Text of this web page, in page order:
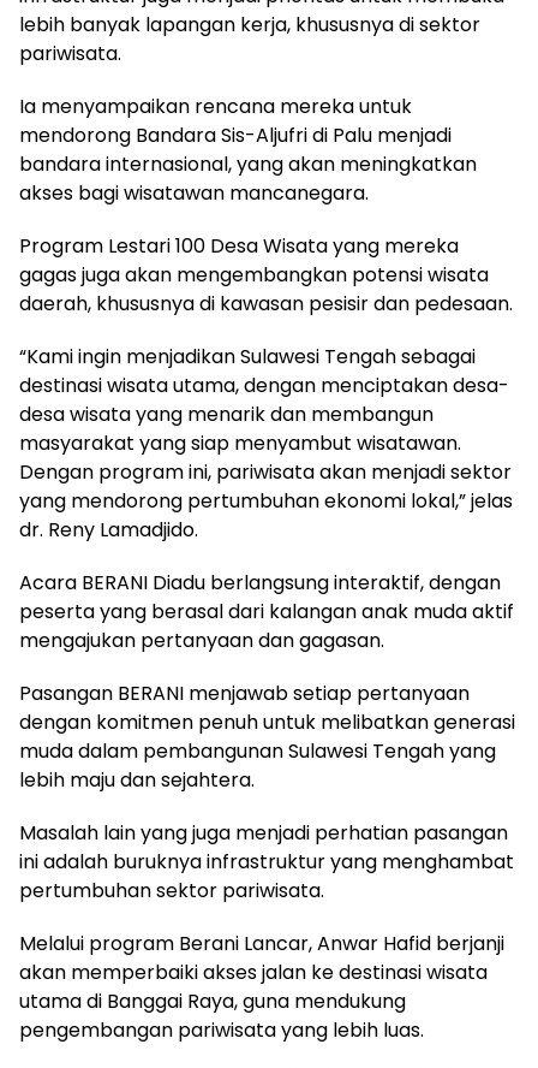
lebih banyak lapangan kerja, khususnya di sektor
pariwisata.
Ia menyampaikan rencana mereka untuk
mendorong Bandara Sis-Aljufri di Palu menjadi
bandara internasional, yang akan meningkatkan
akses bagi wisatawan mancanegara.
Program Lestari 100 Desa Wisata yang mereka
gagas juga akan mengembangkan potensi wisata
daerah, khususnya di kawasan pesisir dan pedesaan.
“Kami ingin menjadikan Sulawesi Tengah sebagai
destinasi wisata utama, dengan menciptakan desa-
desa wisata yang menarik dan membangun
masyarakat yang siap menyambut wisatawan.
Dengan program ini, pariwisata akan menjadi sektor
yang mendorong pertumbuhan ekonomi lokal,” jelas
dr. Reny Lamadjido.
Acara BERANI Diadu berlangsung interaktif, dengan
peserta yang berasal dari kalangan anak muda aktif
mengajukan pertanyaan dan gagasan.
Pasangan BERANI menjawab setiap pertanyaan
dengan komitmen penuh untuk melibatkan generasi
muda dalam pembangunan Sulawesi Tengah yang
lebih maju dan sejahtera.
Masalah lain yang juga menjadi perhatian pasangan
ini adalah buruknya infrastruktur yang menghambat
pertumbuhan sektor pariwisata.
Melalui program Berani Lancar, Anwar Hafid berjanji
akan memperbaiki akses jalan ke destinasi wisata
utama di Banggai Raya, guna mendukung
pengembangan pariwisata yang lebih luas.